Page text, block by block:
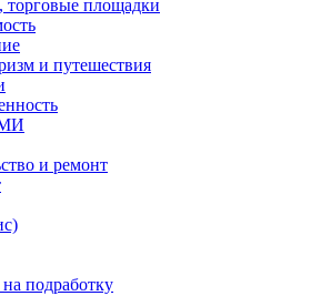
торговые площадки
и путешествия
и ремонт
подработку